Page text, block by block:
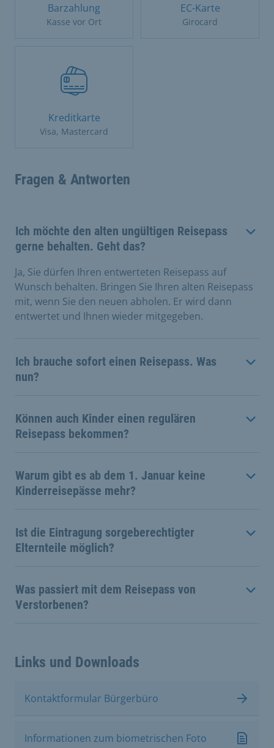
Barzahlung
Kasse vor Ort
EC-Karte
Girocard
Kreditkarte
Visa, Mastercard
Fragen & Antworten
Ich möchte den alten ungültigen Reisepass
gerne behalten. Geht das?
Ja, Sie dürfen Ihren entwerteten Reisepass auf
Wunsch behalten. Bringen Sie Ihren alten Reisepass
mit, wenn Sie den neuen abholen. Er wird dann
entwertet und Ihnen wieder mitgegeben.
Ich brauche sofort einen Reisepass. Was
nun?
Können auch Kinder einen regulären
Reisepass bekommen?
Warum gibt es ab dem 1. Januar keine
Kinderreisepässe mehr?
Ist die Eintragung sorgeberechtigter
Elternteile möglich?
Was passiert mit dem Reisepass von
Verstorbenen?
Links und Downloads
Kontaktformular Bürgerbüro
Informationen zum biometrischen Foto